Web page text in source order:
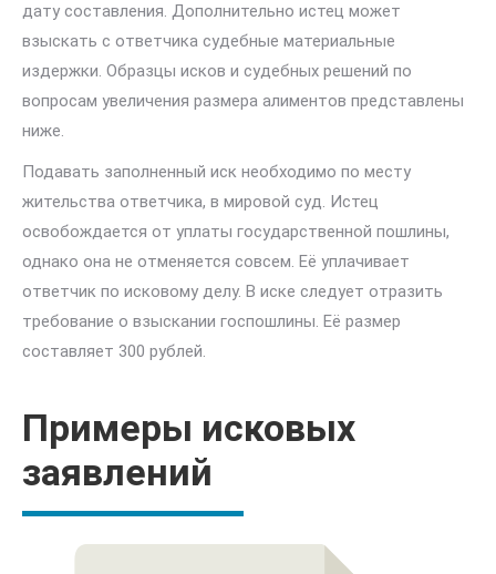
дату составления. Дополнительно истец может
взыскать с ответчика судебные материальные
издержки. Образцы исков и судебных решений по
вопросам увеличения размера алиментов представлены
ниже.
Подавать заполненный иск необходимо по месту
жительства ответчика, в мировой суд. Истец
освобождается от уплаты государственной пошлины,
однако она не отменяется совсем. Её уплачивает
ответчик по исковому делу. В иске следует отразить
требование о взыскании госпошлины. Её размер
составляет 300 рублей.
Примеры исковых
заявлений